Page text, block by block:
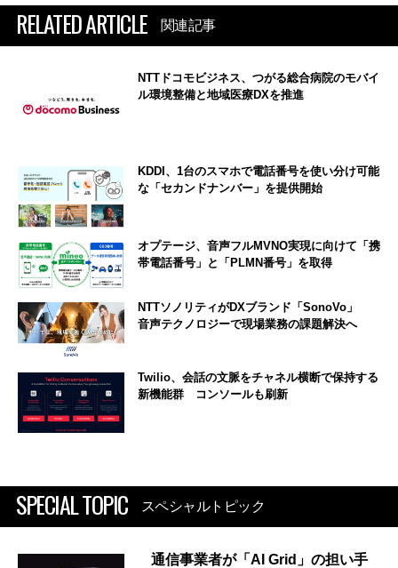
RELATED ARTICLE 関連記事
NTTドコモビジネス、つがる総合病院のモバイ
ル環境整備と地域医療DXを推進
KDDI、1台のスマホで電話番号を使い分け可能
な「セカンドナンバー」を提供開始
オプテージ、音声フルMVNO実現に向けて「携
帯電話番号」と「PLMN番号」を取得
NTTソノリティがDXブランド「SonoVo」
音声テクノロジーで現場業務の課題解決へ
Twilio、会話の文脈をチャネル横断で保持する
新機能群 コンソールも刷新
SPECIAL TOPIC スペシャルトピック
通信事業者が「AI Grid」の担い手